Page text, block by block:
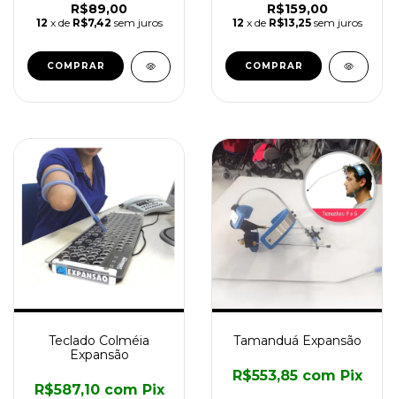
R$89,00
12 x de R$7,42 sem juros
R$159,00
12 x de R$13,25 sem juros
Teclado Colméia
Expansão
R$587,10 com Pix
Tamanduá Expansão
R$553,85 com Pix